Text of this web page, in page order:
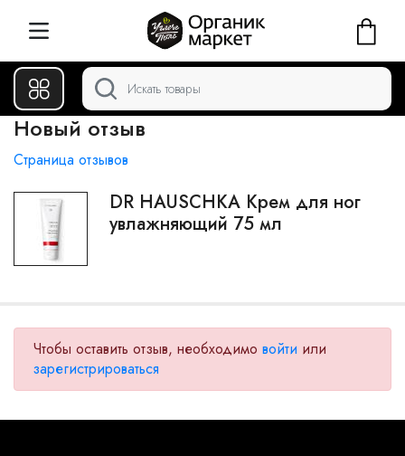
Новый отзыв
Страница отзывов
DR HAUSCHKA Крем для ног
увлажняющий 75 мл
Чтобы оставить отзыв, необходимо войти или
зарегистрироваться